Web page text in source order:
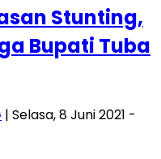
Stunting,
Bupati Tuba
| Selasa, 8 Juni 2021 -